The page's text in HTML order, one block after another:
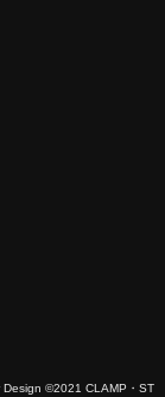
©2021 CLAMP・ST